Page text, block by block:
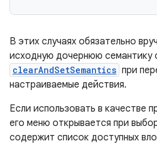
В этих случаях обязательно
исходную дочернюю
clearAndSetSemantics при
настраиваемые действия.
Если использовать в качестве
его меню открывается при
содержит список доступных